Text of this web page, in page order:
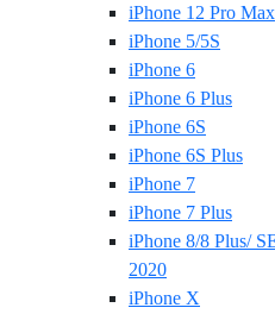
iPhone 12 Pro Max
iPhone 5/5S
iPhone 6
iPhone 6 Plus
iPhone 6S
iPhone 6S Plus
iPhone 7
iPhone 7 Plus
iPhone 8/8 Plus/
2020
iPhone X